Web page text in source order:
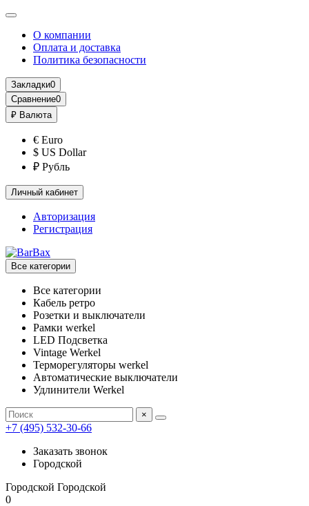
О компании
Оплата и доставка
Политика безопасности
Закладки0
Сравнение0
₽ Валюта
€ Euro
$ US Dollar
₽ Рубль
Личный кабинет
Авторизация
Регистрация
Все категории
Все категории
Кабель ретро
Розетки и выключатели
Рамки werkel
LED Подсветка
Vintage Werkel
Терморегуляторы werkel
Автоматические выключатели
Удлинители Werkel
×
+7 (495) 532-30-66
Заказать звонок
Городской
Городской Городской
0